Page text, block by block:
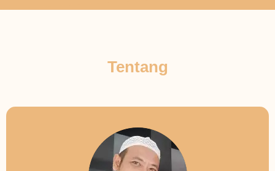
Tentang